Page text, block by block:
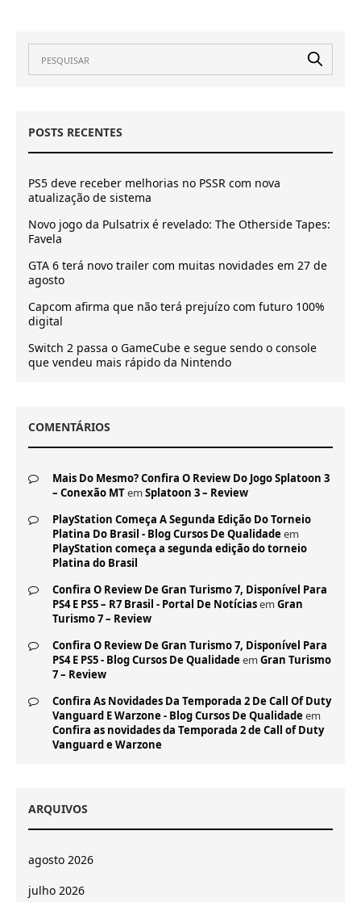
POSTS RECENTES
PS5 deve receber melhorias no PSSR com nova
atualização de sistema
Novo jogo da Pulsatrix é revelado: The Otherside Tapes:
Favela
GTA 6 terá novo trailer com muitas novidades em 27 de
agosto
Capcom afirma que não terá prejuízo com futuro 100%
digital
Switch 2 passa o GameCube e segue sendo o console
que vendeu mais rápido da Nintendo
COMENTÁRIOS
Mais Do Mesmo? Confira O Review Do Jogo Splatoon 3
– Conexão MTem Splatoon 3 – Review
PlayStation Começa A Segunda Edição Do Torneio
Platina Do Brasil - Blog Cursos De Qualidade em
PlayStation começa a segunda edição do torneio
Platina do Brasil
Confira O Review De Gran Turismo 7, Disponível Para
PS4 E PS5 – R7 Brasil - Portal De Notíciasem Gran
Turismo 7 – Review
Confira O Review De Gran Turismo 7, Disponível Para
PS4 E PS5 - Blog Cursos De Qualidade em Gran Turismo
7 – Review
Confira As Novidades Da Temporada 2 De Call Of Duty
Vanguard E Warzone - Blog Cursos De Qualidade em
Confira as novidades da Temporada 2 de Call of Duty
Vanguard e Warzone
ARQUIVOS
agosto 2026
julho 2026